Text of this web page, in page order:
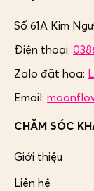
Số 61A Kim
Điện thoại:
Zalo đặt hoa:
Email:
CHĂM SÓC
Giới thiệu
Liên hệ